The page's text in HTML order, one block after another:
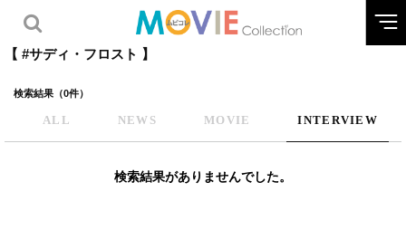
【 #サディ・フロスト 】
検索結果（0件）
ALL NEWS MOVIE INTERVIEW
検索結果がありませんでした。